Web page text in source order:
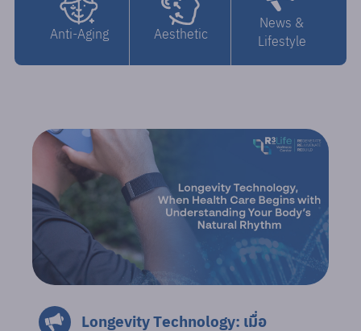
Anti-Aging Aesthetic
News &
Lifestyle
Longevity Technology: เมื่อ